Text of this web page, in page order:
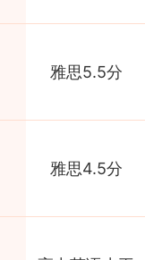
雅思5.5分
雅思4.5分